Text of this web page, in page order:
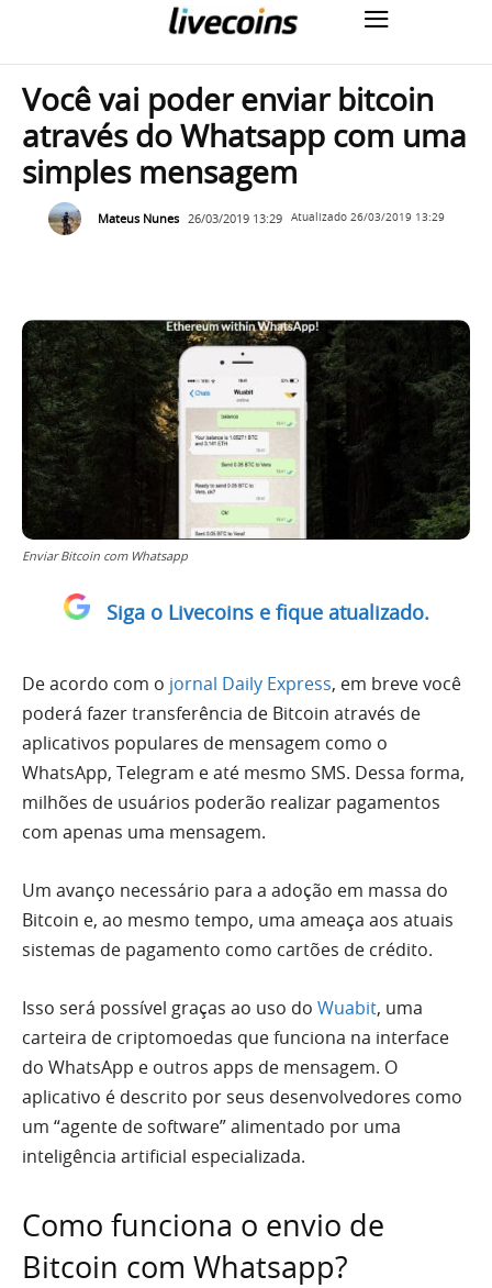
Você vai poder enviar bitcoin
através do Whatsapp com uma
simples mensagem
Mateus Nunes 26/03/2019 13:29 Atualizado 26/03/2019 13:29
Enviar Bitcoin com Whatsapp
Siga o Livecoins e fique atualizado.
De acordo com o jornal Daily Express, em breve você
poderá fazer transferência de Bitcoin através de
aplicativos populares de mensagem como o
WhatsApp, Telegram e até mesmo SMS. Dessa forma,
milhões de usuários poderão realizar pagamentos
com apenas uma mensagem.
Um avanço necessário para a adoção em massa do
Bitcoin e, ao mesmo tempo, uma ameaça aos atuais
sistemas de pagamento como cartões de crédito.
Isso será possível graças ao uso do Wuabit, uma
carteira de criptomoedas que funciona na interface
do WhatsApp e outros apps de mensagem. O
aplicativo é descrito por seus desenvolvedores como
um “agente de software” alimentado por uma
inteligência artificial especializada.
Como funciona o envio de
Bitcoin com Whatsapp?